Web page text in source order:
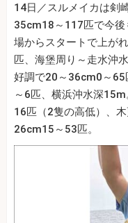
14日／スルメイカは剣
35cm18～117匹で今後
場からスタートで上が
匹、海堡周り～走水沖
好調で20～36cm0～65
～6匹、横浜沖水深
16匹（2隻の高低）、
26cm15～53匹。